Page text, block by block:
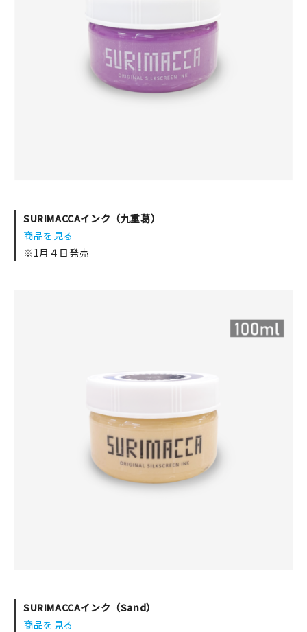
SURIMACCAインク（九重葛）
商品を見る
※1月４日発売
SURIMACCAインク（Sand）
商品を見る